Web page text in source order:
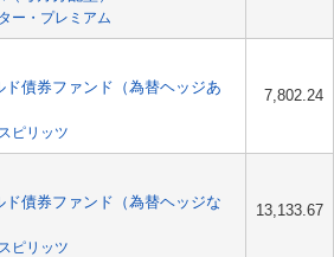
ー・プレミアム
ド債券ファンド（為替ヘッジあ
ピリッツ
7,802.24
ド債券ファンド（為替ヘッジな
ピリッツ
13,133.67